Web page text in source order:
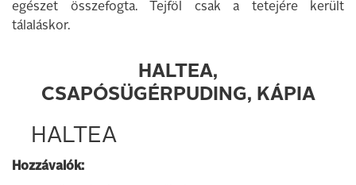
egészet összefogta. Tejföl csak a tetejére került
tálaláskor.
HALTEA,
CSAPÓSÜGÉRPUDING, KÁPIA
HALTEA
Hozzávalók: